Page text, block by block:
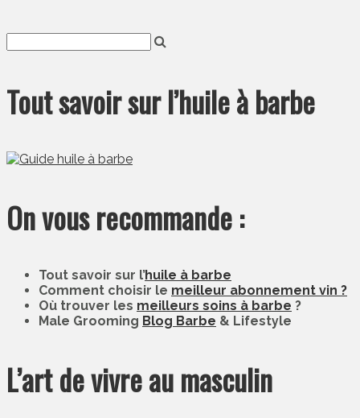
Tout savoir sur l’huile à barbe
On vous recommande :
Tout savoir sur l’huile à barbe
Comment choisir le meilleur abonnement vin ?
Où trouver les meilleurs soins à barbe ?
Male Grooming Blog Barbe & Lifestyle
L’art de vivre au masculin